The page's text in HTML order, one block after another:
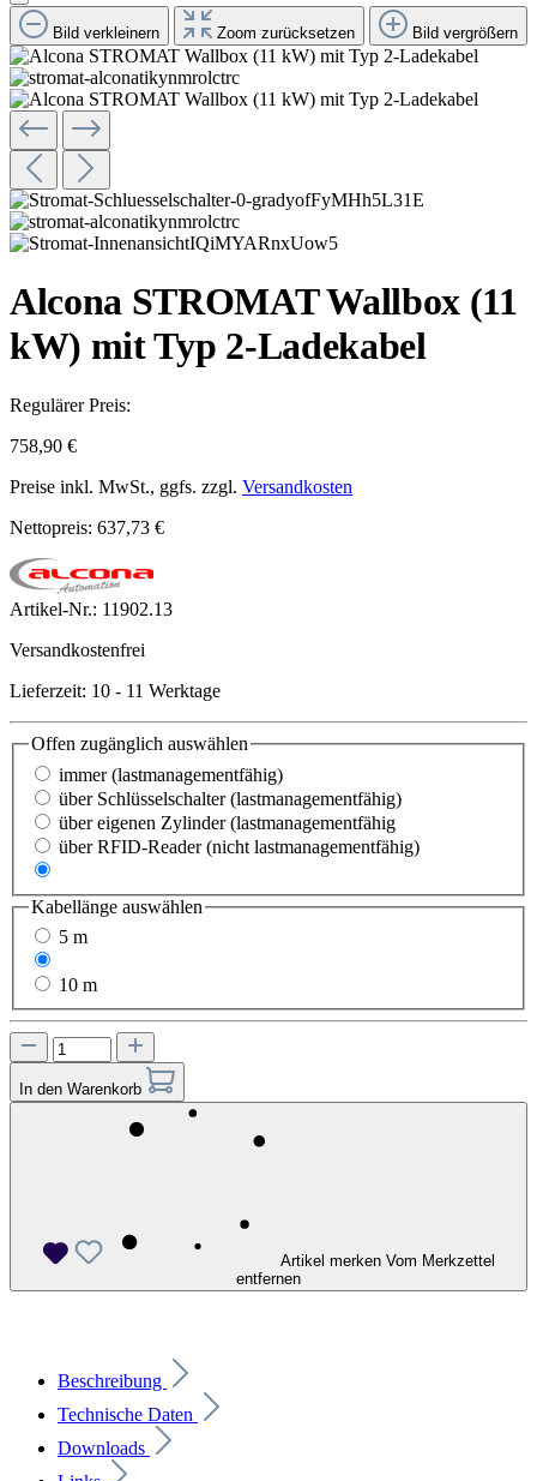
Bild verkleinern Zoom zurücksetzen Bild vergrößern
Alcona STROMAT Wallbox (11
kW) mit Typ 2-Ladekabel
Regulärer Preis:
758,90 €
Preise inkl. MwSt., ggfs. zzgl. Versandkosten
Nettopreis: 637,73 €
Artikel-Nr.: 11902.13
Versandkostenfrei
Lieferzeit: 10 - 11 Werktage
Offen zugänglich auswählen
immer (lastmanagementfähig)
über Schlüsselschalter (lastmanagementfähig)
über eigenen Zylinder (lastmanagementfähig
über RFID-Reader (nicht lastmanagementfähig)
Kabellänge auswählen
5 m
10 m
In den Warenkorb
Artikel merken Vom Merkzettel
entfernen
Beschreibung
Technische Daten
Downloads